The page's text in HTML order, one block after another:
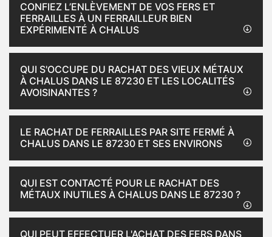
CONFIEZ L’ENLÈVEMENT DE VOS FERS ET
FERRAILLES À UN FERRAILLEUR BIEN
EXPÉRIMENTÉ À CHALUS
QUI S'OCCUPE DU RACHAT DES VIEUX MÉTAUX
À CHALUS DANS LE 87230 ET LES LOCALITÉS
AVOISINANTES ?
LE RACHAT DE FERRAILLES PAR SITE FERMÉ À
CHALUS DANS LE 87230 ET SES ENVIRONS
QUI EST CONTACTÉ POUR LE RACHAT DES
MÉTAUX INUTILES À CHALUS DANS LE 87230 ?
QUI PEUT EFFECTUER L'ACHAT DES FERS DANS